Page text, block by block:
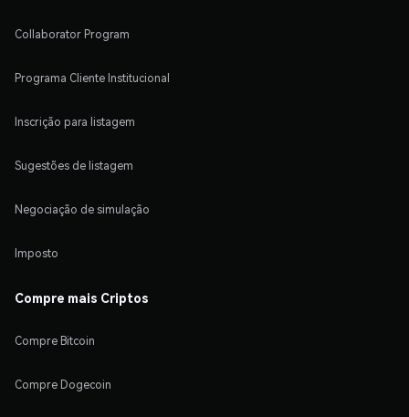
Collaborator Program
Programa Cliente Institucional
Inscrição para listagem
Sugestões de listagem
Negociação de simulação
Imposto
Compre mais Criptos
Compre Bitcoin
Compre Dogecoin